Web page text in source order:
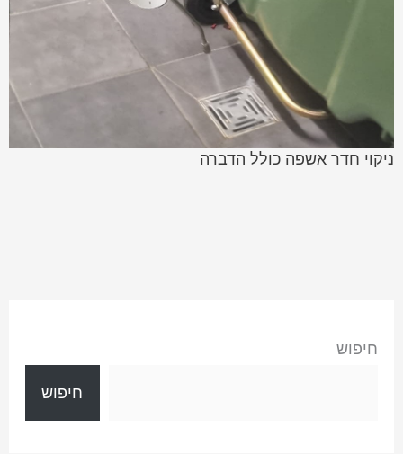
ניקוי חדר אשפה כולל הדברה
חיפוש
חיפוש